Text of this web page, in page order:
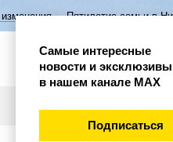
семьи в Нижегородской
Самые интересные
новости и
в нашем канале МАХ
Подписаться